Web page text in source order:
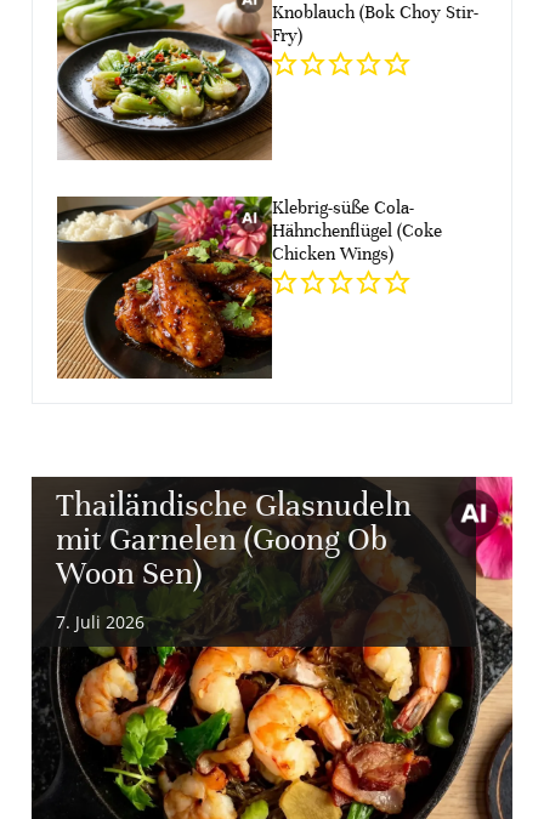
Knoblauch (Bok Choy Stir-
Fry)
Klebrig-süße Cola-
Hähnchenflügel (Coke
Chicken Wings)
Thailändische Glasnudeln
mit Garnelen (Goong Ob
Woon Sen)
7. Juli 2026